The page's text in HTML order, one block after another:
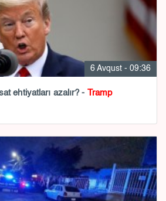
6 Avqust - 09:36
ehtiyatları azalır? - Tramp